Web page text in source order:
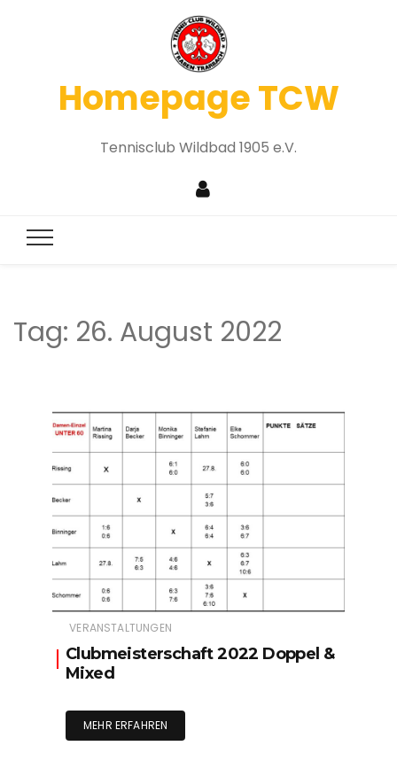
Homepage TCW
Tennisclub Wildbad 1905 e.V.
Tag: 26. August 2022
VERANSTALTUNGEN
Clubmeisterschaft 2022 Doppel &
Mixed
MEHR ERFAHREN